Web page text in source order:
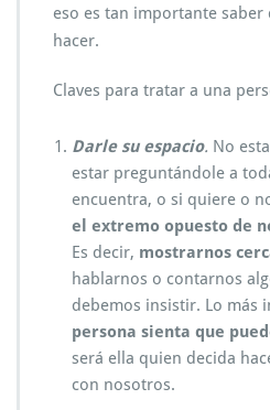
eso es tan importante saber
hacer.
Claves para tratar a una
Darle su espacio. No
estar preguntándole a
encuentra, o si quiere o
el extremo opuesto de
Es decir, mostrarnos
hablarnos o contarnos
debemos insistir. Lo más
persona sienta que
será ella quien decida
con nosotros.